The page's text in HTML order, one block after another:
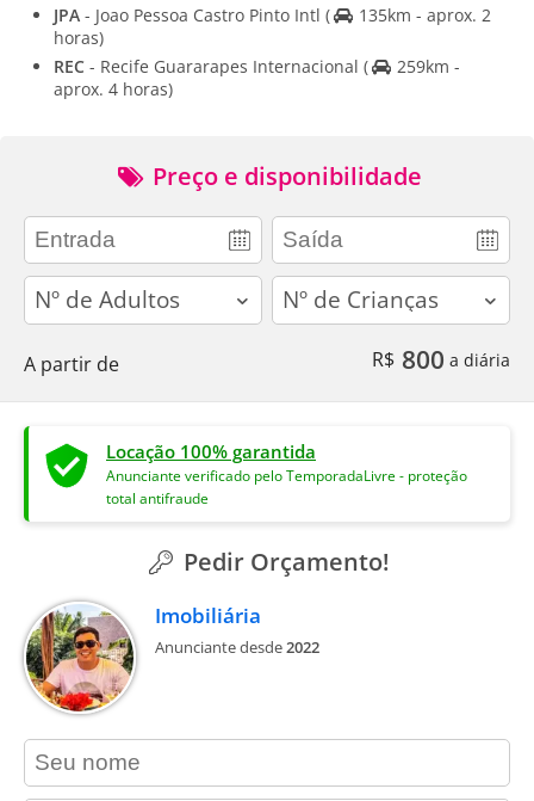
JPA - Joao Pessoa Castro Pinto Intl (
135km - aprox. 2
horas)
REC - Recife Guararapes Internacional (
259km -
aprox. 4 horas)
Preço e disponibilidade
adults children
A partir de R$ 800 a diária
Locação 100% garantida
Anunciante verificado pelo TemporadaLivre - proteção
total antifraude
Pedir Orçamento!
Imobiliária
Anunciante desde2022
contact_name